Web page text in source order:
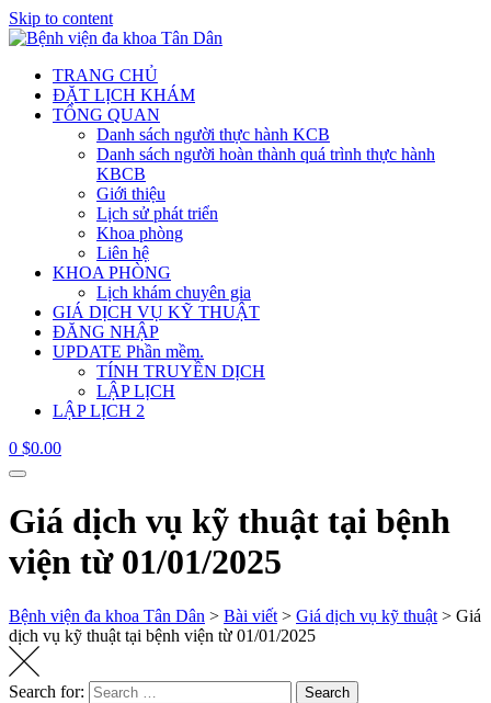
Skip to content
TRANG CHỦ
ĐẶT LỊCH KHÁM
TỔNG QUAN
Danh sách người thực hành KCB
Danh sách người hoàn thành quá trình thực hành
KBCB
Giới thiệu
Lịch sử phát triển
Khoa phòng
Liên hệ
KHOA PHÒNG
Lịch khám chuyên gia
GIÁ DỊCH VỤ KỸ THUẬT
ĐĂNG NHẬP
UPDATE Phần mềm.
TÍNH TRUYỀN DỊCH
LẬP LỊCH
LẬP LỊCH 2
0 $0.00
Giá dịch vụ kỹ thuật tại bệnh
viện từ 01/01/2025
Bệnh viện đa khoa Tân Dân > Bài viết > Giá dịch vụ kỹ thuật > Giá
dịch vụ kỹ thuật tại bệnh viện từ 01/01/2025
Search for: Search